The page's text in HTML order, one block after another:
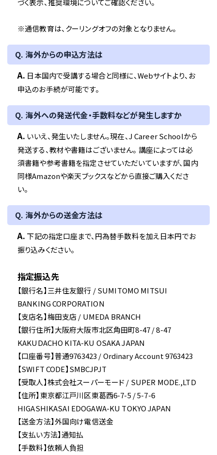
づく表示、推奨環境についてご確認ください。
※通信教育は、クーリングオフの対象となりません。
Q. 海外からの申込方法は
A. 日本国内で受講する場合と同様に、Webサイトより、お
申込のお手続が可能です。
Q. 海外への発送代金・手数料などが発生しますか
A. いいえ、発生いたしません。現在、J Career Schoolから
発送する、教材や書籍はございません。 講座によっては必
須書籍や参考書籍を指定させていただいていますが、国内
同様Amazonや楽天ブックスなどから直接ご購入くださ
い。
Q. 海外からの送金方法は
A. 下記の指定口座まで、円為替手数料を加え日本円でお
振り込みください。
指定振込先
【銀行名】三井住友銀行 / SUMITOMO MITSUI
BANKING CORPORATION
【支店名】梅田支店 / UMEDA BRANCH
【銀行住所】大阪府大阪市北区角田町8-47 / 8-47
KAKUDACHO KITA-KU OSAKA JAPAN
【口座番号】普通9763423 / Ordinary Account 9763423
【SWIFT CODE】SMBCJPJT
【受取人】株式会社スーパーモード / SUPER MODE.,LTD
【住所】東京都江戸川区東葛西6-7-5 / 5-7-6
HIGASHIKASAI EDOGAWA-KU TOKYO JAPAN
【送金方法】外国向け電信送金
【支払い方法】通知払
【手数料】依頼人負担